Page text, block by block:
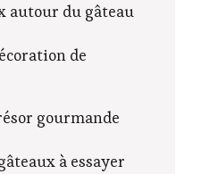
autour du gâteau
de
gourmande
à essayer